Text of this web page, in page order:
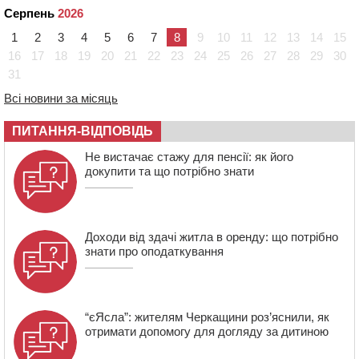
зерна нового врожаю
На Кам’янщині сталася масштабна пожежа
сміттєзвалища
12:50 Внаслідок падіння вертольота загинув 28-річний
захисник зі Сміли
12:15 У центрі Черкас не поділили дорогу водії двох ВАЗів
Серпень 2026
1
2 3 4 5 6 7 8 9 10 11 12 13 14
15
16
17 18 19 20 21 22 23 24 25 26 27 28 29
30
31
Всі новини за місяць
ПИТАННЯ-ВІДПОВІДЬ
Не вистачає стажу для пенсії: як його
докупити та що потрібно знати
Доходи від здачі житла в оренду: що потрібно
знати про оподаткування
“єЯсла”: жителям Черкащини роз’яснили, як
отримати допомогу для догляду за дитиною